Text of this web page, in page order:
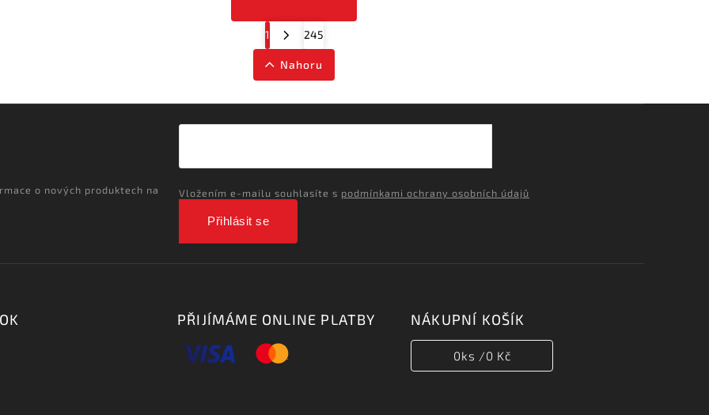
1 245
Nahoru
o nových produktech na Vložením e-mailu souhlasíte s podmínkami ochrany osobních údajů
Přihlásit se
PŘIJÍMÁME ONLINE PLATBY NÁKUPNÍ KOŠÍK
0ks /0 Kč